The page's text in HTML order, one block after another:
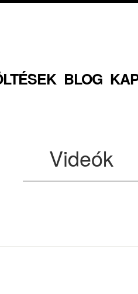
BLOG
Videók